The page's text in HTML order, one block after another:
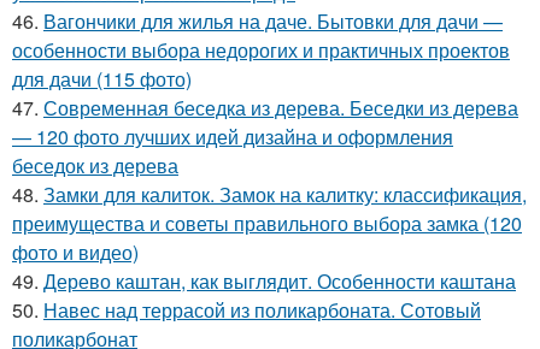
46. Вагончики для жилья на даче. Бытовки для дачи —
особенности выбора недорогих и практичных проектов
для дачи (115 фото)
47. Современная беседка из дерева. Беседки из дерева
— 120 фото лучших идей дизайна и оформления
беседок из дерева
48. Замки для калиток. Замок на калитку: классификация,
преимущества и советы правильного выбора замка (120
фото и видео)
49. Дерево каштан, как выглядит. Особенности каштана
50. Навес над террасой из поликарбоната. Сотовый
поликарбонат